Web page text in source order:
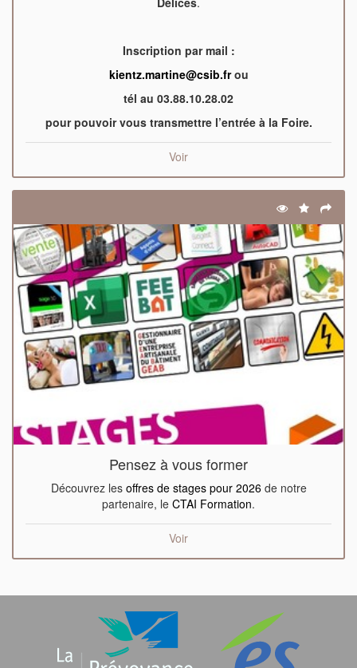
Inscription par mail :
kientz.martine@csib.frou
tél au 03.88.10.28.02
pour pouvoir vous transmettre l’entrée à la Foire.
Voir
Pensez à vous former
Découvrez les offres de stages pour 2026de notre
partenaire, le CTAI Formation.
Voir